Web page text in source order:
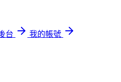
台
我的帳號